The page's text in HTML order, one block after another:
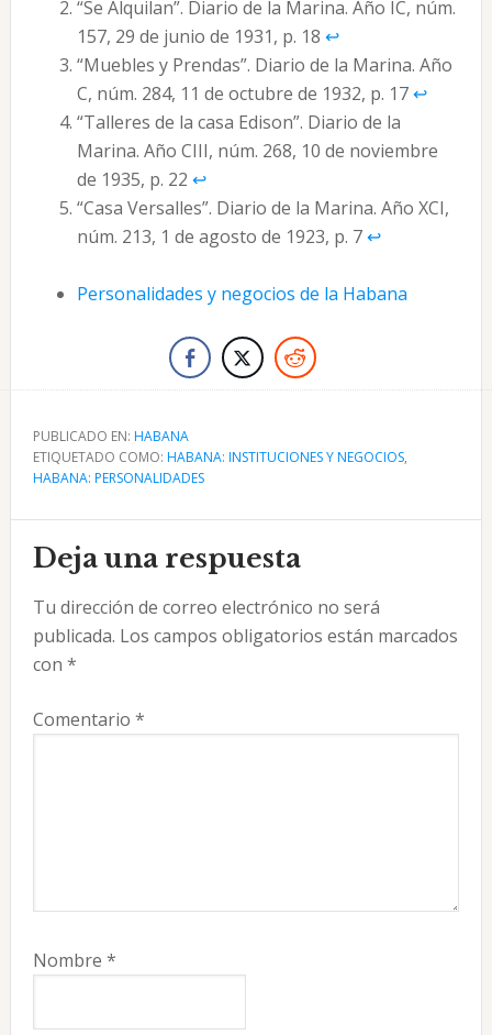
“Se Alquilan”. Diario de la Marina. Año IC, núm.
157, 29 de junio de 1931, p. 18 ↩︎
“Muebles y Prendas”. Diario de la Marina. Año
C, núm. 284, 11 de octubre de 1932, p. 17↩︎
“Talleres de la casa Edison”. Diario de la
Marina. Año CIII, núm. 268, 10 de noviembre
de 1935, p. 22 ↩︎
“Casa Versalles”. Diario de la Marina. Año XCI,
núm. 213, 1 de agosto de 1923, p. 7↩︎
Personalidades y negocios de la Habana
PUBLICADO EN: HABANA
ETIQUETADO COMO: HABANA: INSTITUCIONES Y NEGOCIOS,
HABANA: PERSONALIDADES
Interacciones
con
los
lectores
Deja una respuesta
Tu dirección de correo electrónico no será
publicada. Los campos obligatorios están marcados
con *
Comentario *
Nombre *